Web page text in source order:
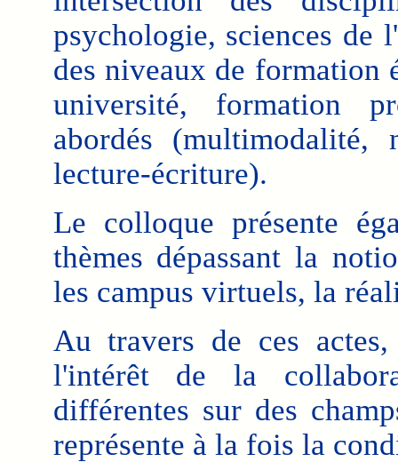
psychologie, sciences de
des niveaux de formation
université, formation
abordés (multimodalité,
lecture-écriture).
Le colloque présente
thèmes dépassant la
les campus virtuels, la
Au travers de ces
l'intérêt de la
différentes sur des
représente à la fois la